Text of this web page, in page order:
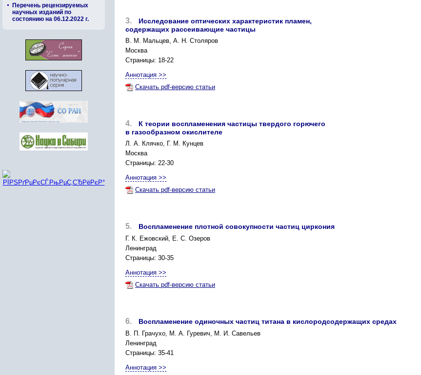
Перечень рецензируемых
научных изданий по
состоянию на 06.12.2022 г.
3.
Исследование оптических характеристик пламен,
содержащих рассеивающие частицы
B. М. Мальцев, А. Н. Столяров
Москва
Страницы: 18-22
Аннотация >>
Скачать pdf-версию статьи
4.
К теории воспламенения частицы твердого горючего
в газообразном окислителе
Л. А. Клячко, Г. М. Кунцев
Москва
Страницы: 22-30
Аннотация >>
Скачать pdf-версию статьи
5. Воспламенение плотной совокупности частиц циркония
Г. К. Ежовский, Е. С. Озеров
Ленинград
Страницы: 30-35
Аннотация >>
Скачать pdf-версию статьи
6. Воспламенение одиночных частиц титана в кислородсодержащих средах
В. П. Грачухо, М. А. Гуревич, М. И. Савельев
Ленинград
Страницы: 35-41
Аннотация >>